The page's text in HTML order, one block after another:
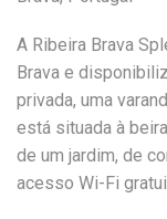
A Ribeira Brava
Brava e
privada, uma
está situada à
de um jardim, de
acesso Wi-Fi